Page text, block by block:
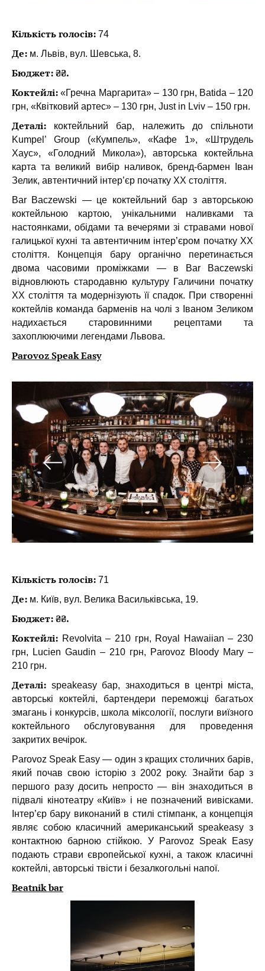
Кількість голосів: 74
Де: м. Львів, вул. Шевська, 8.
Бюджет: ₴₴.
Коктейлі: «Гречна Маргарита» – 130 грн, Batida – 120
грн, «Квітковий артес» – 130 грн, Just in Lviv – 150 грн.
Деталі: коктейльний бар, належить до спільноти
Kumpel’ Group («Кумпель», «Кафе 1», «Штрудель
Хаус», «Голодний Микола»), авторська коктейльна
карта та великий вибір наливок, бренд-бармен Іван
Зелик, автентичний інтер’єр початку ХХ століття.
Bar Baczewski — це коктейльний бар з авторською
коктейльною картою, унікальними наливками та
настоянками, обідами та вечерями зі стравами нової
галицької кухні та автентичним інтер’єром початку XX
століття. Концепція бару органічно перетинається
двома часовими проміжками — в Bar Baczewski
відновлюють стародавню культуру Галичини початку
XX століття та модернізують її спадок. При створенні
коктейлів команда барменів на чолі з Іваном Зеликом
надихається старовинними рецептами та
захоплюючими легендами Львова.
Parovoz Speak Easy
Кількість голосів: 71
Де: м. Київ, вул. Велика Васильківська, 19.
Бюджет: ₴₴.
Коктейлі: Revolvita – 210 грн, Royal Hawaiian – 230
грн, Lucien Gaudin – 210 грн, Parovoz Bloody Mary –
210 грн.
Деталі: speakeasy бар, знаходиться в центрі міста,
авторські коктейлі, бартендери переможці багатьох
змагань і конкурсів, школа міксології, послуги виїзного
коктейльного обслуговування для проведення
закритих вечірок.
Parovoz Speak Easy — один з кращих столичних барів,
який почав свою історію з 2002 року. Знайти бар з
першого разу досить непросто — він знаходиться в
підвалі кінотеатру «Київ» і не позначений вивісками.
Інтер’єр бару виконаний в стилі стімпанк, а концепція
являє собою класичний американський speakeasy з
контактною барною стійкою. У Parovoz Speak Easy
подають страви європейської кухні, а також класичні
коктейлі, авторські твісти і безалкогольні напої.
Beatnik bar